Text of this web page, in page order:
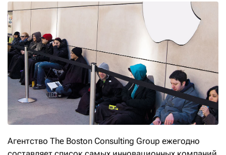
Агентство The Boston Consulting Group ежегодно